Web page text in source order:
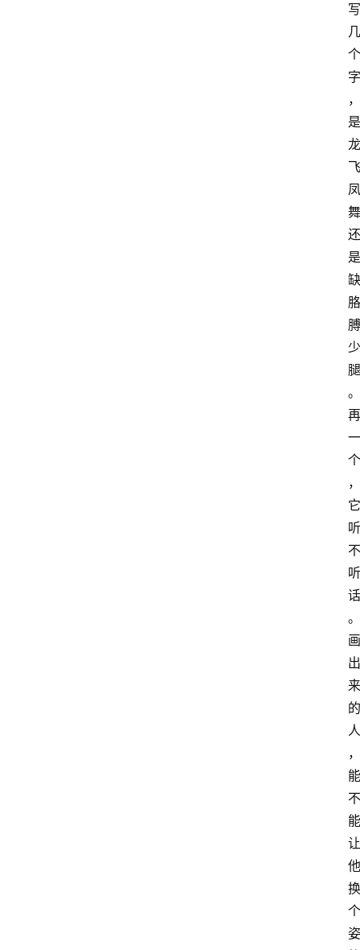
写
几
个
字
，
是
龙
飞
凤
舞
还
是
缺
胳
膊
少
腿
。
再
一
个
，
它
听
不
听
话
。
画
出
来
的
人
，
能
不
能
让
他
换
个
姿